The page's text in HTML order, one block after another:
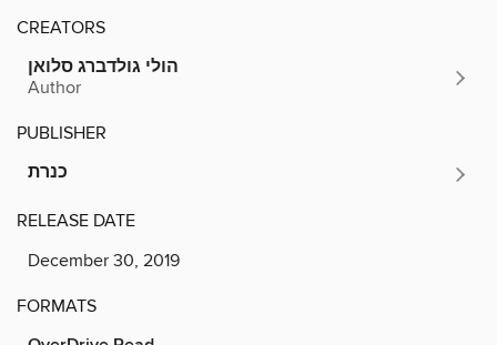
CREATORS
הולי‏ גולדברג סלואן
Author
PUBLISHER
כנרת
RELEASE DATE
December 30, 2019
FORMATS